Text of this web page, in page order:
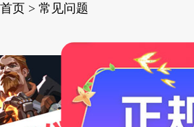
千款游戏任意运营
页游联运系统
PC官网、CPS系统…等
H5游戏联运系统
快速启动，无须下载在线即玩
H5游戏列表
热门游戏、大厂游戏、
页游列表
变现模式多样(订单、礼物、招商加盟)
陪玩PC官网
自适应所有终端机型，引流更方便
陪玩APP
在线点单陪玩，语音聊天室...等
首页 > 常见问题